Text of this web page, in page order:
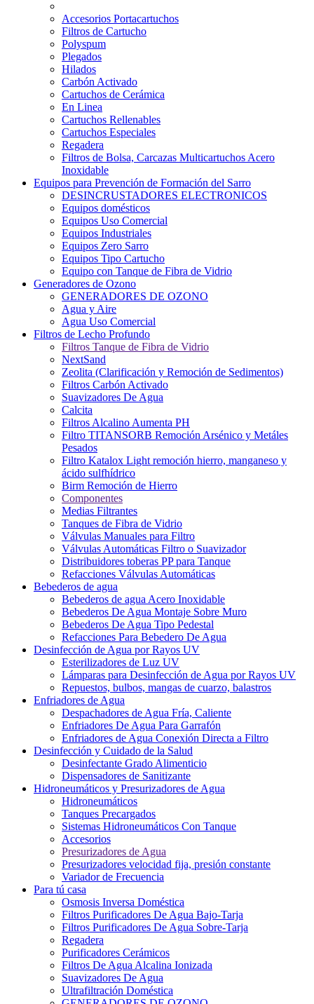
Accesorios Portacartuchos
Filtros de Cartucho
Polyspum
Plegados
Hilados
Carbón Activado
Cartuchos de Cerámica
En Linea
Cartuchos Rellenables
Cartuchos Especiales
Regadera
Filtros de Bolsa, Carcazas Multicartuchos Acero
Inoxidable
Equipos para Prevención de Formación del Sarro
DESINCRUSTADORES ELECTRONICOS
Equipos domésticos
Equipos Uso Comercial
Equipos Industriales
Equipos Zero Sarro
Equipos Tipo Cartucho
Equipo con Tanque de Fibra de Vidrio
Generadores de Ozono
GENERADORES DE OZONO
Agua y Aire
Agua Uso Comercial
Filtros de Lecho Profundo
Filtros Tanque de Fibra de Vidrio
NextSand
Zeolita (Clarificación y Remoción de Sedimentos)
Filtros Carbón Activado
Suavizadores De Agua
Calcita
Filtros Alcalino Aumenta PH
Filtro TITANSORB Remoción Arsénico y Metáles
Pesados
Filtro Katalox Light remoción hierro, manganeso y
ácido sulfhídrico
Birm Remoción de Hierro
Componentes
Medias Filtrantes
Tanques de Fibra de Vidrio
Válvulas Manuales para Filtro
Válvulas Automáticas Filtro o Suavizador
Distribuidores toberas PP para Tanque
Refacciones Válvulas Automáticas
Bebederos de agua
Bebederos de agua Acero Inoxidable
Bebederos De Agua Montaje Sobre Muro
Bebederos De Agua Tipo Pedestal
Refacciones Para Bebedero De Agua
Desinfección de Agua por Rayos UV
Esterilizadores de Luz UV
Lámparas para Desinfección de Agua por Rayos UV
Repuestos, bulbos, mangas de cuarzo, balastros
Enfriadores de Agua
Despachadores de Agua Fría, Caliente
Enfriadores De Agua Para Garrafón
Enfriadores de Agua Conexión Directa a Filtro
Desinfección y Cuidado de la Salud
Desinfectante Grado Alimenticio
Dispensadores de Sanitizante
Hidroneumáticos y Presurizadores de Agua
Hidroneumáticos
Tanques Precargados
Sistemas Hidroneumáticos Con Tanque
Accesorios
Presurizadores de Agua
Presurizadores velocidad fija, presión constante
Variador de Frecuencia
Para tú casa
Osmosis Inversa Doméstica
Filtros Purificadores De Agua Bajo-Tarja
Filtros Purificadores De Agua Sobre-Tarja
Regadera
Purificadores Cerámicos
Filtros De Agua Alcalina Ionizada
Suavizadores De Agua
Ultrafiltración Doméstica